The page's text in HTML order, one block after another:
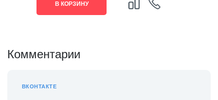
В КОРЗИНУ
Комментарии
ВКОНТАКТЕ